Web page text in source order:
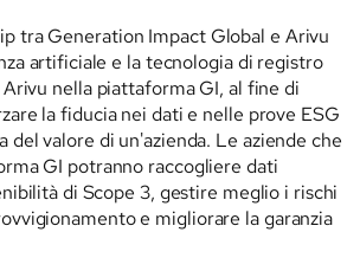
tra Generation Impact Global e Arivu
artificiale e la tecnologia di registro
nella piattaforma GI, al fine di
la fiducia nei dati e nelle prove ESG
del valore di un'azienda. Le aziende che
GI potranno raccogliere dati
di Scope 3, gestire meglio i rischi
e migliorare la garanzia